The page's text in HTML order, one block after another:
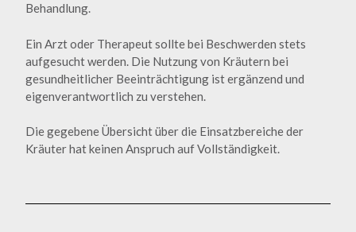
Behandlung.
Ein Arzt oder Therapeut sollte bei Beschwerden stets
aufgesucht werden. Die Nutzung von Kräutern bei
gesundheitlicher Beeinträchtigung ist ergänzend und
eigenverantwortlich zu verstehen.
Die gegebene Übersicht über die Einsatzbereiche der
Kräuter hat keinen Anspruch auf Vollständigkeit.